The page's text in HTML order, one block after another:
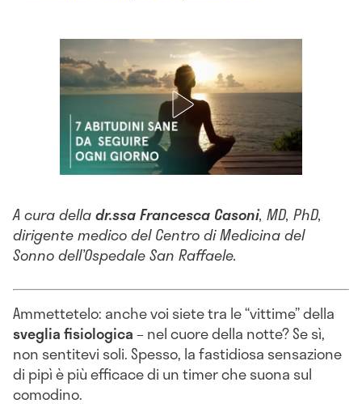
A cura delladr.ssa Francesca Casoni, MD, PhD,
dirigente medico del Centro di Medicina del
Sonno dell’Ospedale San Raffaele.
Ammettetelo: anche voi siete tra le “vittime” della
sveglia fisiologica – nel cuore della notte? Se sì,
non sentitevi soli. Spesso, la fastidiosa sensazione
di pipì è più efficace di un timer che suona sul
comodino.